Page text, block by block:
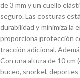
de 3 mm y un cuello
seguro. Las costuras
durabilidad y minimiza la
proporciona protección
tracción adicional.
Con una altura de 10 cm
buceo, snorkel, deportes